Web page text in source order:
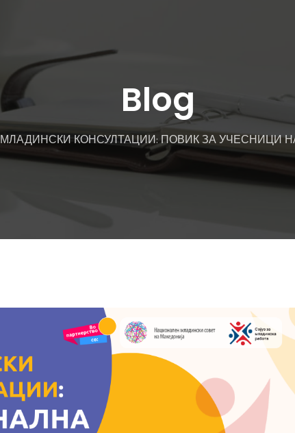
Blog
МЛАДИНСКИ КОНСУЛТАЦИИ: ПОВИК ЗА УЧЕСНИЦИ